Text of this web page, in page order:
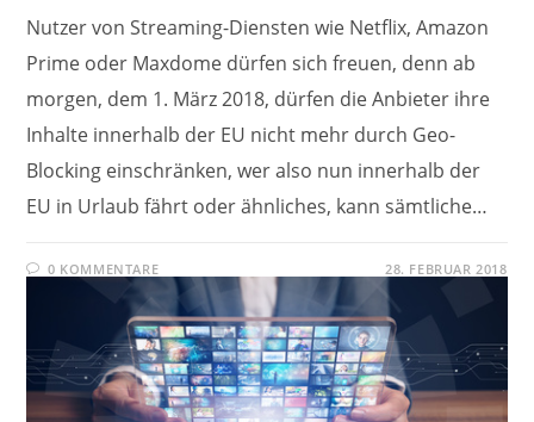
Nutzer von Streaming-Diensten wie Netflix, Amazon
Prime oder Maxdome dürfen sich freuen, denn ab
morgen, dem 1. März 2018, dürfen die Anbieter ihre
Inhalte innerhalb der EU nicht mehr durch Geo-
Blocking einschränken, wer also nun innerhalb der
EU in Urlaub fährt oder ähnliches, kann sämtliche…
0 KOMMENTARE 28. FEBRUAR 2018